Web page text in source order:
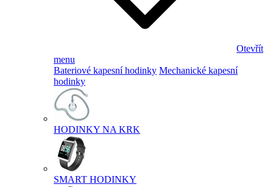
Otevřít
menu
Bateriové kapesní hodinky Mechanické kapesní
hodinky
HODINKY NA KRK
SMART HODINKY